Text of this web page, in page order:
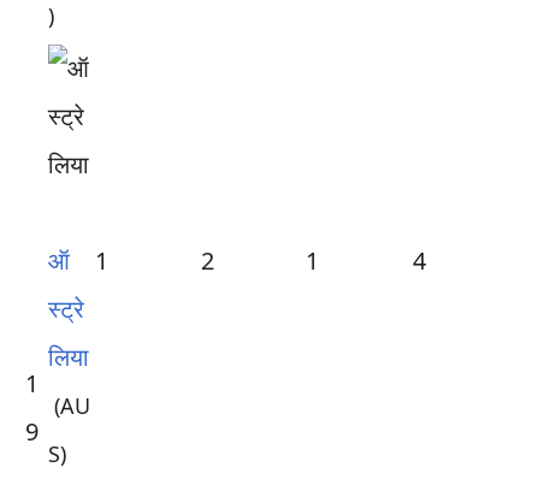
)
1
9
ऑ
स्ट्रे
लिया
(AU
S)
1 2 1 4